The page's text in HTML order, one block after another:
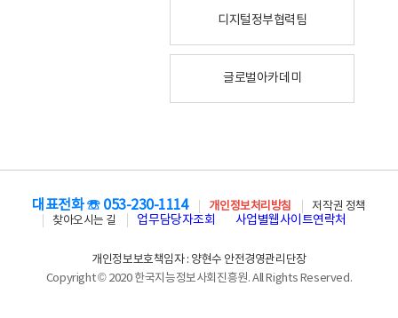
디지털정부협력팀
글로벌아카데미
대표전화 ☏ 053-230-1114 개인정보처리방침
저작권 정책
찾아오시는 길
업무담당자조회 사업별웹사이트연락처
개인정보보호책임자 : 양현수 안전경영관리단장
Copyright © 2020 한국지능정보사회진흥원. All Rights Reserved.